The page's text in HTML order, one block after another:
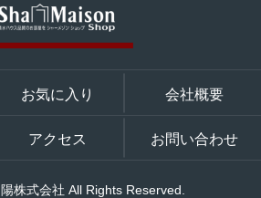
お気に入り 会社概要
アクセス お問い合わせ
株式会社 All Rights Reserved.